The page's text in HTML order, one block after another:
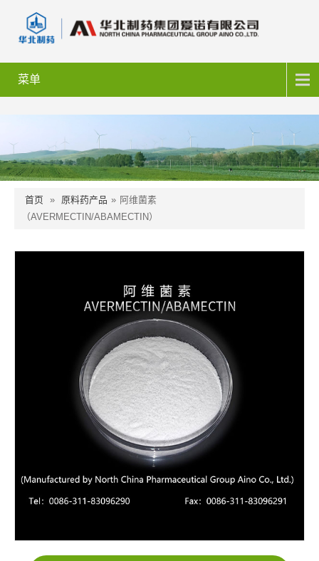
菜单
首页 » 原料药产品 » 阿维菌素
（AVERMECTIN/ABAMECTIN）